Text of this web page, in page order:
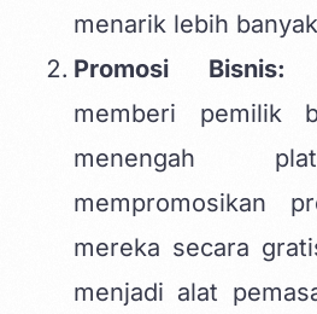
menarik lebih
Promosi Bisnis:
memberi pemilik
menengah
mempromosikan
mereka secara
menjadi alat